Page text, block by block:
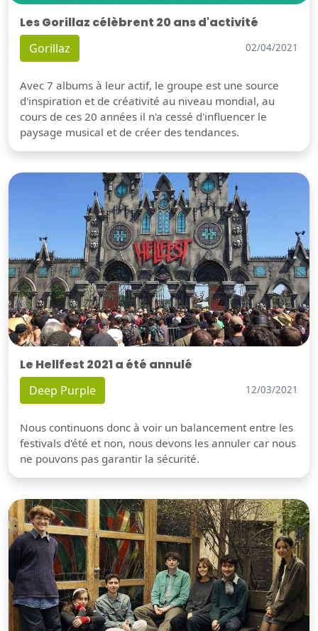
Les Gorillaz célèbrent 20 ans d'activité
Gorillaz 02/04/2021
Avec 7 albums à leur actif, le groupe est une source
d'inspiration et de créativité au niveau mondial, au
cours de ces 20 années il n'a cessé d'influencer le
paysage musical et de créer des tendances.
Le Hellfest 2021 a été annulé
Deep Purple 12/03/2021
Nous continuons donc à voir un balancement entre les
festivals d'été et non, nous devons les annuler car nous
ne pouvons pas garantir la sécurité.